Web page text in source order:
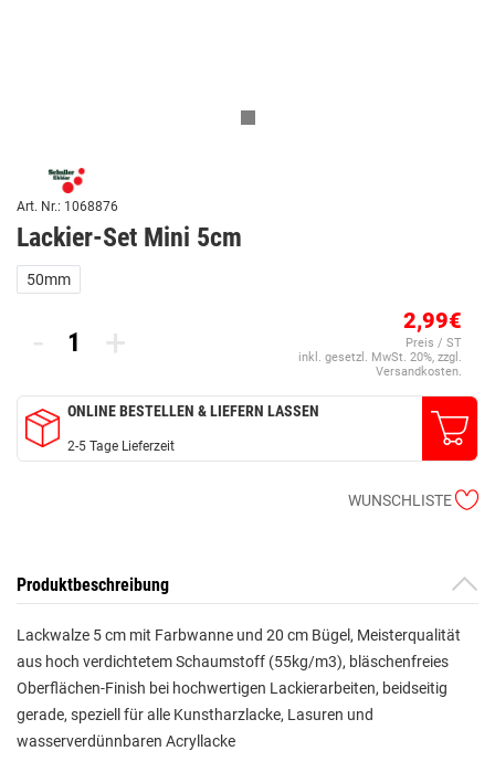
Art. Nr.: 1068876
Lackier-Set Mini 5cm
50mm
- + 2,99€
Preis / ST
inkl. gesetzl. MwSt. 20%, zzgl.
Versandkosten.
ONLINE BESTELLEN & LIEFERN LASSEN
2-5 Tage Lieferzeit
WUNSCHLISTE
Produktbeschreibung
Lackwalze 5 cm mit Farbwanne und 20 cm Bügel, Meisterqualität
aus hoch verdichtetem Schaumstoff (55kg/m3), bläschenfreies
Oberflächen-Finish bei hochwertigen Lackierarbeiten, beidseitig
gerade, speziell für alle Kunstharzlacke, Lasuren und
wasserverdünnbaren Acryllacke